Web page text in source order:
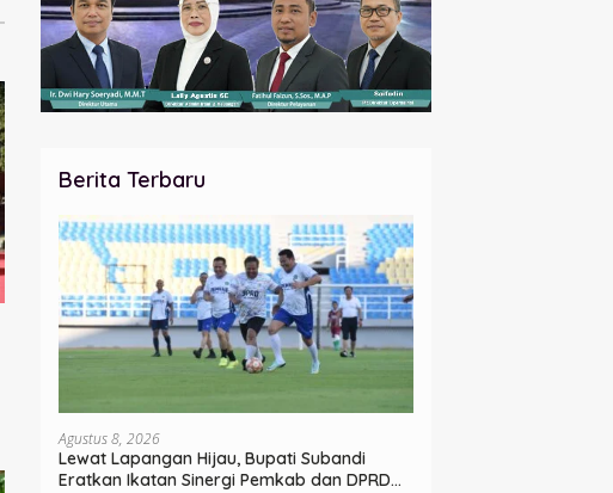
Berita Terbaru
Agustus 8, 2026
Lewat Lapangan Hijau, Bupati Subandi
Eratkan Ikatan Sinergi Pemkab dan DPRD